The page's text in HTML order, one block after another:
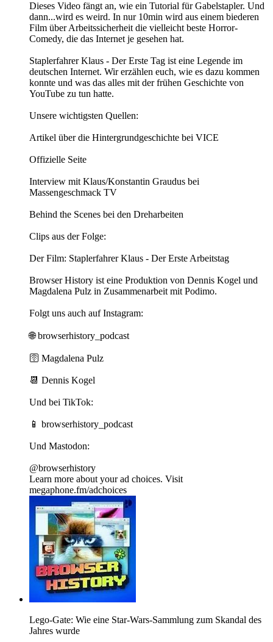
Dieses Video fängt an, wie ein Tutorial für Gabelstapler. Und
dann...wird es weird. In nur 10min wird aus einem biederen
Film über Arbeitssicherheit die vielleicht beste Horror-
Comedy, die das Internet je gesehen hat.
Staplerfahrer Klaus - Der Erste Tag ist eine Legende im
deutschen Internet. Wir erzählen euch, wie es dazu kommen
konnte und was das alles mit der frühen Geschichte von
YouTube zu tun hatte.
Unsere wichtigsten Quellen:
Artikel über die Hintergrundgeschichte bei VICE
Offizielle Seite
Interview mit Klaus/Konstantin Graudus bei
Massengeschmack TV
Behind the Scenes bei den Dreharbeiten
Clips aus der Folge:
Der Film: Staplerfahrer Klaus - Der Erste Arbeitstag
Browser History ist eine Produktion von Dennis Kogel und
Magdalena Pulz in Zusammenarbeit mit Podimo.
Folgt uns auch auf Instagram:
🌐 ⁠⁠⁠⁠⁠⁠⁠⁠⁠browserhistory_podcast⁠⁠⁠⁠⁠⁠⁠⁠⁠
🛜 ⁠⁠⁠⁠⁠⁠⁠⁠⁠Magdalena Pulz⁠⁠⁠⁠⁠⁠⁠⁠⁠
📆 ⁠⁠⁠⁠⁠⁠⁠⁠⁠Dennis Kogel⁠⁠⁠⁠⁠⁠⁠⁠⁠
Und bei TikTok:
📱 ⁠⁠⁠⁠⁠⁠⁠⁠⁠browserhistory_podcast⁠⁠
Und Mastodon:
⁠⁠@browserhistory
Learn more about your ad choices. Visit
megaphone.fm/adchoices
Lego-Gate: Wie eine Star-Wars-Sammlung zum Skandal des
Jahres wurde